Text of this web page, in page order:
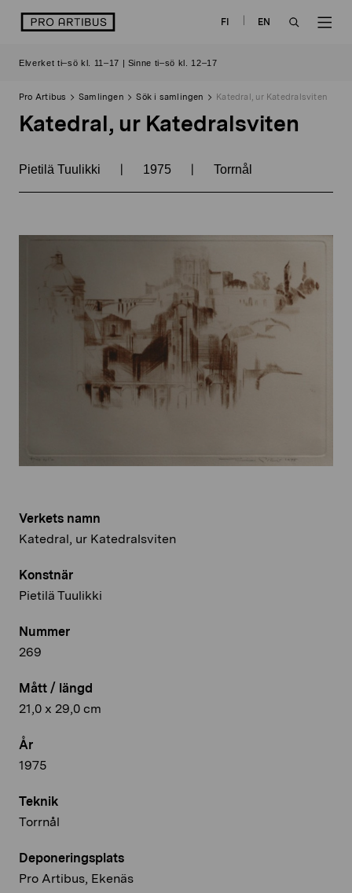
logo FI
EN
Elverket ti–sö kl. 11–17 | Sinne ti–sö kl. 12–17
Pro Artibus Samlingen Sök i samlingen Katedral, ur Katedralsviten
Katedral, ur Katedralsviten
Pietilä Tuulikki | 1975 | Torrnål
Verkets namn
Katedral, ur Katedralsviten
Konstnär
Pietilä Tuulikki
Nummer
269
Mått / längd
21,0 x 29,0 cm
År
1975
Teknik
Torrnål
Deponeringsplats
Pro Artibus, Ekenäs